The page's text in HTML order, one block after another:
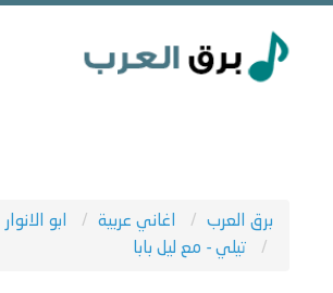
برق العرب اغاني عربية
ابو الانوار
تيلي - مع ليل بابا